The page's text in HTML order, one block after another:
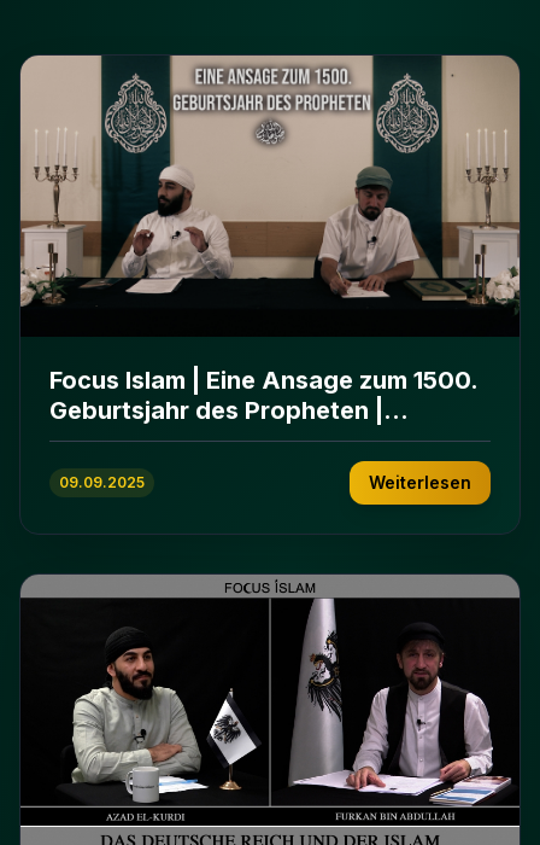
Focus Islam | Eine Ansage zum 1500.
Geburtsjahr des Propheten |
31.08.2025
09.09.2025 Weiterlesen